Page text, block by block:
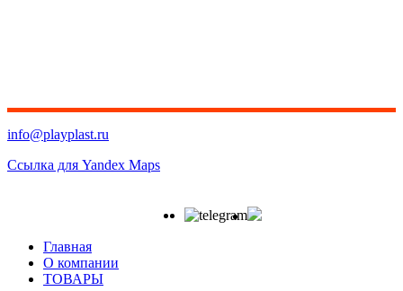
info@playplast.ru
Ссылка для Yandex Maps
Главная
О компании
ТОВАРЫ